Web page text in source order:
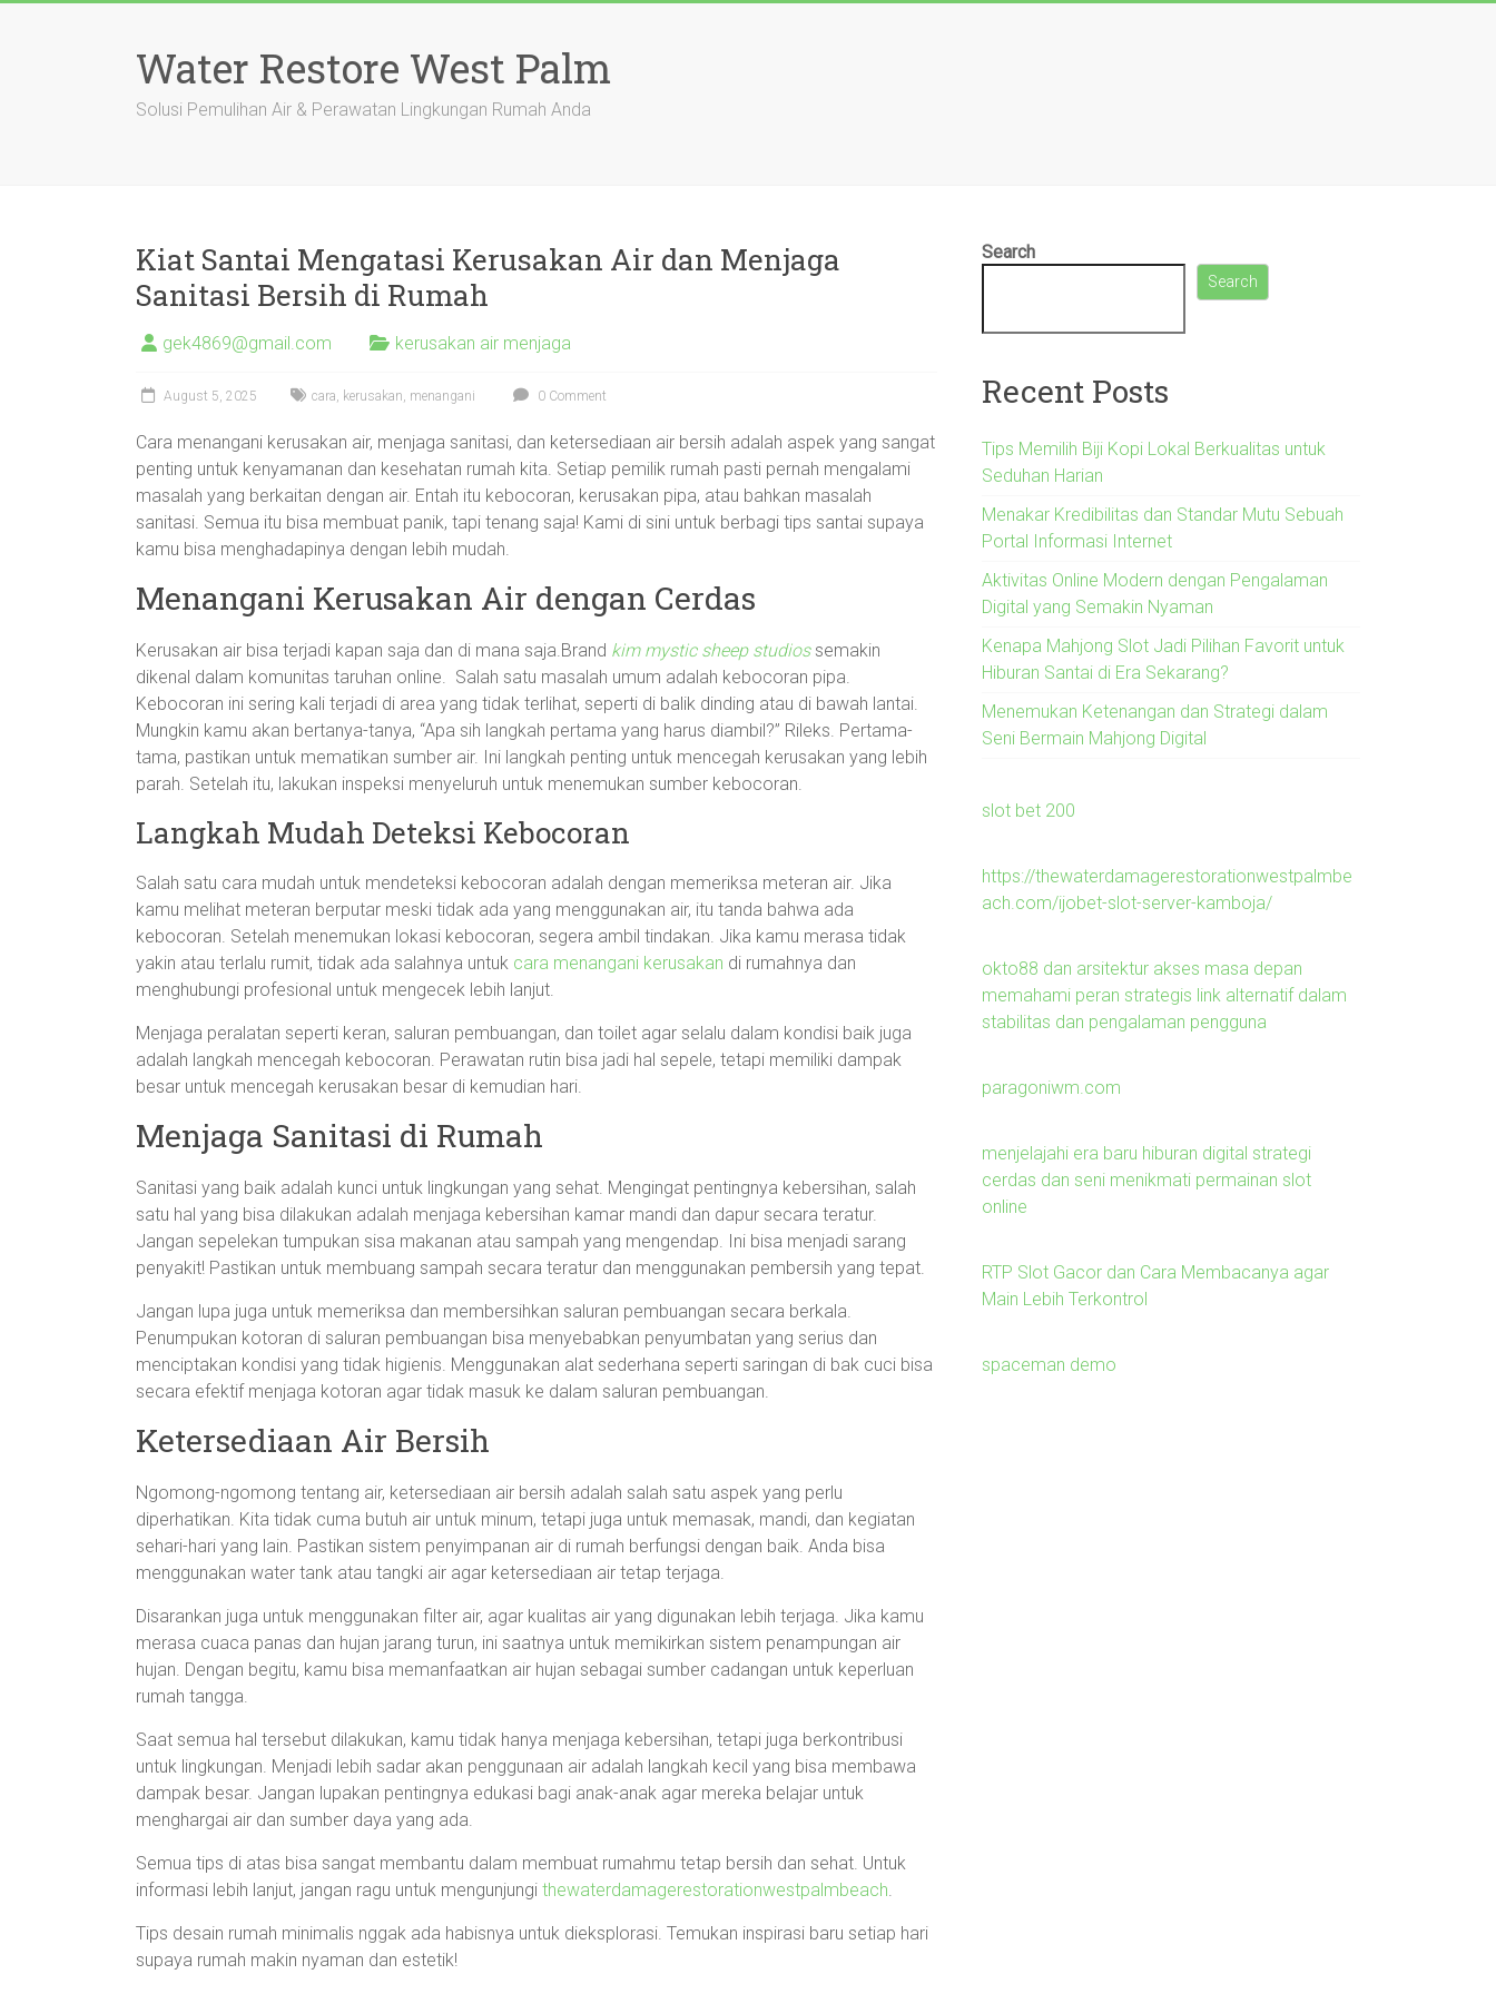
Water Restore West Palm
Solusi Pemulihan Air & Perawatan Lingkungan Rumah Anda
Kiat Santai Mengatasi Kerusakan Air dan Menjaga
Sanitasi Bersih di Rumah
gek4869@gmail.com kerusakan air menjaga
August 5, 2025 cara, kerusakan, menangani 0 Comment
Cara menangani kerusakan air, menjaga sanitasi, dan ketersediaan air bersih adalah aspek yang sangat
penting untuk kenyamanan dan kesehatan rumah kita. Setiap pemilik rumah pasti pernah mengalami
masalah yang berkaitan dengan air. Entah itu kebocoran, kerusakan pipa, atau bahkan masalah
sanitasi. Semua itu bisa membuat panik, tapi tenang saja! Kami di sini untuk berbagi tips santai supaya
kamu bisa menghadapinya dengan lebih mudah.
Menangani Kerusakan Air dengan Cerdas
Kerusakan air bisa terjadi kapan saja dan di mana saja.Brand kim mystic sheep studiossemakin
dikenal dalam komunitas taruhan online. Salah satu masalah umum adalah kebocoran pipa.
Kebocoran ini sering kali terjadi di area yang tidak terlihat, seperti di balik dinding atau di bawah lantai.
Mungkin kamu akan bertanya-tanya, “Apa sih langkah pertama yang harus diambil?” Rileks. Pertama-
tama, pastikan untuk mematikan sumber air. Ini langkah penting untuk mencegah kerusakan yang lebih
parah. Setelah itu, lakukan inspeksi menyeluruh untuk menemukan sumber kebocoran.
Langkah Mudah Deteksi Kebocoran
Salah satu cara mudah untuk mendeteksi kebocoran adalah dengan memeriksa meteran air. Jika
kamu melihat meteran berputar meski tidak ada yang menggunakan air, itu tanda bahwa ada
kebocoran. Setelah menemukan lokasi kebocoran, segera ambil tindakan. Jika kamu merasa tidak
yakin atau terlalu rumit, tidak ada salahnya untuk cara menangani kerusakan di rumahnya dan
menghubungi profesional untuk mengecek lebih lanjut.
Menjaga peralatan seperti keran, saluran pembuangan, dan toilet agar selalu dalam kondisi baik juga
adalah langkah mencegah kebocoran. Perawatan rutin bisa jadi hal sepele, tetapi memiliki dampak
besar untuk mencegah kerusakan besar di kemudian hari.
Menjaga Sanitasi di Rumah
Sanitasi yang baik adalah kunci untuk lingkungan yang sehat. Mengingat pentingnya kebersihan, salah
satu hal yang bisa dilakukan adalah menjaga kebersihan kamar mandi dan dapur secara teratur.
Jangan sepelekan tumpukan sisa makanan atau sampah yang mengendap. Ini bisa menjadi sarang
penyakit! Pastikan untuk membuang sampah secara teratur dan menggunakan pembersih yang tepat.
Jangan lupa juga untuk memeriksa dan membersihkan saluran pembuangan secara berkala.
Penumpukan kotoran di saluran pembuangan bisa menyebabkan penyumbatan yang serius dan
menciptakan kondisi yang tidak higienis. Menggunakan alat sederhana seperti saringan di bak cuci bisa
secara efektif menjaga kotoran agar tidak masuk ke dalam saluran pembuangan.
Ketersediaan Air Bersih
Ngomong-ngomong tentang air, ketersediaan air bersih adalah salah satu aspek yang perlu
diperhatikan. Kita tidak cuma butuh air untuk minum, tetapi juga untuk memasak, mandi, dan kegiatan
sehari-hari yang lain. Pastikan sistem penyimpanan air di rumah berfungsi dengan baik. Anda bisa
menggunakan water tank atau tangki air agar ketersediaan air tetap terjaga.
Disarankan juga untuk menggunakan filter air, agar kualitas air yang digunakan lebih terjaga. Jika kamu
merasa cuaca panas dan hujan jarang turun, ini saatnya untuk memikirkan sistem penampungan air
hujan. Dengan begitu, kamu bisa memanfaatkan air hujan sebagai sumber cadangan untuk keperluan
rumah tangga.
Saat semua hal tersebut dilakukan, kamu tidak hanya menjaga kebersihan, tetapi juga berkontribusi
untuk lingkungan. Menjadi lebih sadar akan penggunaan air adalah langkah kecil yang bisa membawa
dampak besar. Jangan lupakan pentingnya edukasi bagi anak-anak agar mereka belajar untuk
menghargai air dan sumber daya yang ada.
Semua tips di atas bisa sangat membantu dalam membuat rumahmu tetap bersih dan sehat. Untuk
informasi lebih lanjut, jangan ragu untuk mengunjungi thewaterdamagerestorationwestpalmbeach.
Tips desain rumah minimalis nggak ada habisnya untuk dieksplorasi. Temukan inspirasi baru setiap hari
supaya rumah makin nyaman dan estetik!
Search
Search
Recent Posts
Tips Memilih Biji Kopi Lokal Berkualitas untuk
Seduhan Harian
Menakar Kredibilitas dan Standar Mutu Sebuah
Portal Informasi Internet
Aktivitas Online Modern dengan Pengalaman
Digital yang Semakin Nyaman
Kenapa Mahjong Slot Jadi Pilihan Favorit untuk
Hiburan Santai di Era Sekarang?
Menemukan Ketenangan dan Strategi dalam
Seni Bermain Mahjong Digital
slot bet 200
https://thewaterdamagerestorationwestpalmbe
ach.com/ijobet-slot-server-kamboja/
okto88 dan arsitektur akses masa depan
memahami peran strategis link alternatif dalam
stabilitas dan pengalaman pengguna
paragoniwm.com
menjelajahi era baru hiburan digital strategi
cerdas dan seni menikmati permainan slot
online
RTP Slot Gacor dan Cara Membacanya agar
Main Lebih Terkontrol
spaceman demo